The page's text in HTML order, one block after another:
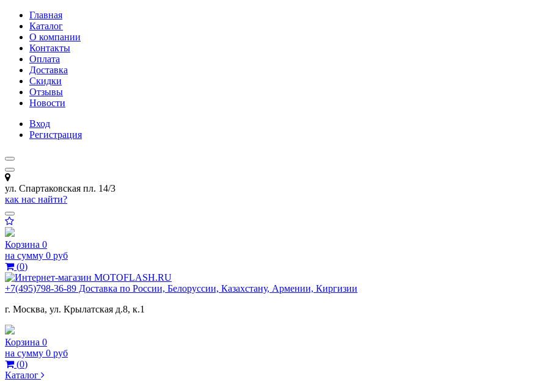
Главная
Каталог
О компании
Контакты
Оплата
Доставка
Скидки
Отзывы
Новости
Вход
Регистрация
ул. Спартаковская пл. 14/3
как нас найти?
Корзина 0
на сумму 0 руб
(0)
+7(495)798-36-89 Доставка по России, Белоруссии, Казахстану, Армении, Киргизии
г. Москва, ул. Крылатская д.8, к.1
Корзина 0
на сумму 0 руб
(0)
Каталог